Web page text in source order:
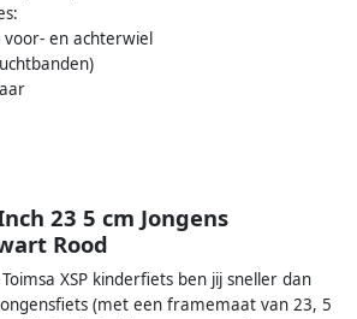
en achterwiel
23 5 cm Jongens
Rood
XSP kinderfiets ben jij sneller dan
(met een framemaat van 23, 5